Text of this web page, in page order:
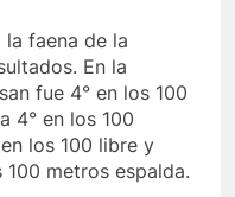
la faena de la
En la
fue 4° en los 100
4° en los 100
los 100 libre y
100 metros espalda.